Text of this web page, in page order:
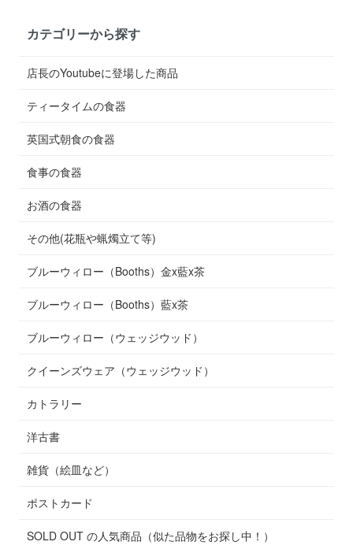
カテゴリーから探す
店長のYoutubeに登場した商品
ティータイムの食器
英国式朝食の食器
食事の食器
お酒の食器
その他(花瓶や蝋燭立て等)
ブルーウィロー（Booths）金x藍x茶
ブルーウィロー（Booths）藍x茶
ブルーウィロー（ウェッジウッド）
クイーンズウェア（ウェッジウッド）
カトラリー
洋古書
雑貨（絵皿など）
ポストカード
SOLD OUT の人気商品（似た品物をお探し中！）